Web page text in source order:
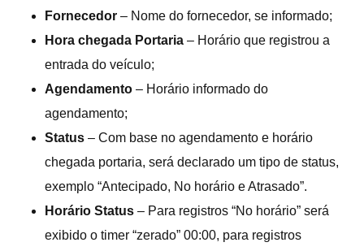
Fornecedor – Nome do fornecedor, se informado;
Hora chegada Portaria – Horário que registrou a
entrada do veículo;
Agendamento – Horário informado do
agendamento;
Status – Com base no agendamento e horário
chegada portaria, será declarado um tipo de status,
exemplo “Antecipado, No horário e Atrasado”.
Horário Status – Para registros “No horário” será
exibido o timer “zerado” 00:00, para registros